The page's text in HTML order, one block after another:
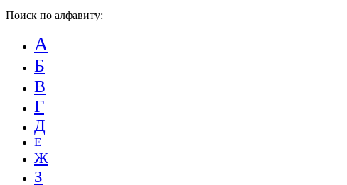
Поиск по алфавиту:
А
Б
В
Г
Д
Е
Ж
З